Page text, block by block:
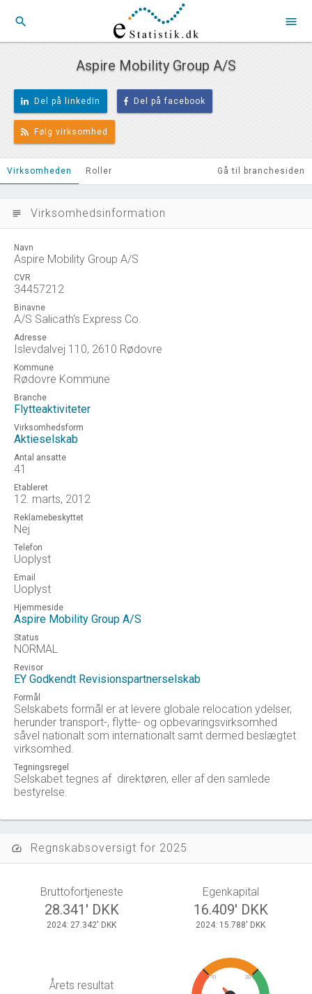
search menu
Aspire Mobility Group A/S
Del på linkedIn Del på facebook
Følg virksomhed
Virksomheden Roller Gå til branchesiden
subject Virksomhedsinformation
Navn
Aspire Mobility Group A/S
CVR
34457212
Binavne
A/S Salicath's Express Co.
Adresse
Islevdalvej 110, 2610 Rødovre
Kommune
Rødovre Kommune
Branche
Flytteaktiviteter
Virksomhedsform
Aktieselskab
Antal ansatte
41
Etableret
12. marts, 2012
Reklamebeskyttet
Nej
Telefon
Uoplyst
Email
Uoplyst
Hjemmeside
Aspire Mobility Group A/S
Status
NORMAL
Revisor
EY Godkendt Revisionspartnerselskab
Formål
Selskabets formål er at levere globale relocation ydelser,
herunder transport-, flytte- og opbevaringsvirksomhed
såvel nationalt som internationalt samt dermed beslægtet
virksomhed.
Tegningsregel
Selskabet tegnes af direktøren, eller af den samlede
bestyrelse.
speed Regnskabsoversigt for 2025
Bruttofortjeneste
28.341' DKK
2024: 27.342' DKK
Egenkapital
16.409' DKK
2024: 15.788' DKK
Årets resultat
10 20